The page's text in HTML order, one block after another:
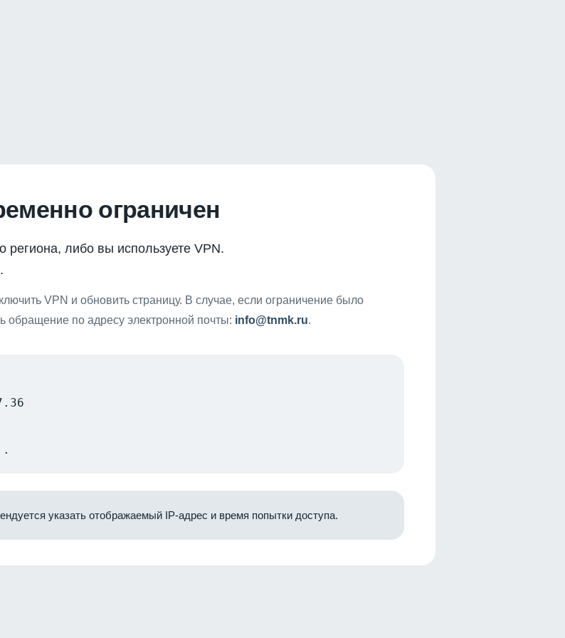
ограничен
либо вы используете VPN.
VPN и обновить страницу. В случае, если ограничение было
по адресу электронной почты: info@tnmk.ru.
указать отображаемый IP-адрес и время попытки доступа.